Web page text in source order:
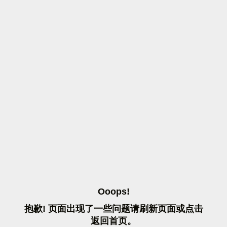
OOOPS!
抱歉! 页面出现了一些问题请刷 新页面或点击
返 回首页。